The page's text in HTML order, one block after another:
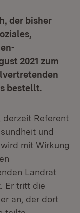
der bisher
2021 zum
bestellt.
derzeit Referent
und
mit Wirkung
Fenster)Landrat
Er tritt die
an, der dort